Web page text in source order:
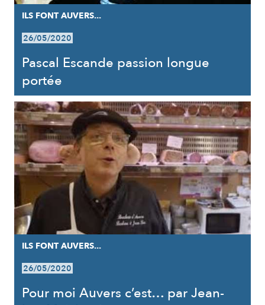
ILS FONT AUVERS...
26/05/2020
Pascal Escande passion longue
portée
ILS FONT AUVERS...
26/05/2020
Pour moi Auvers c’est… par Jean-